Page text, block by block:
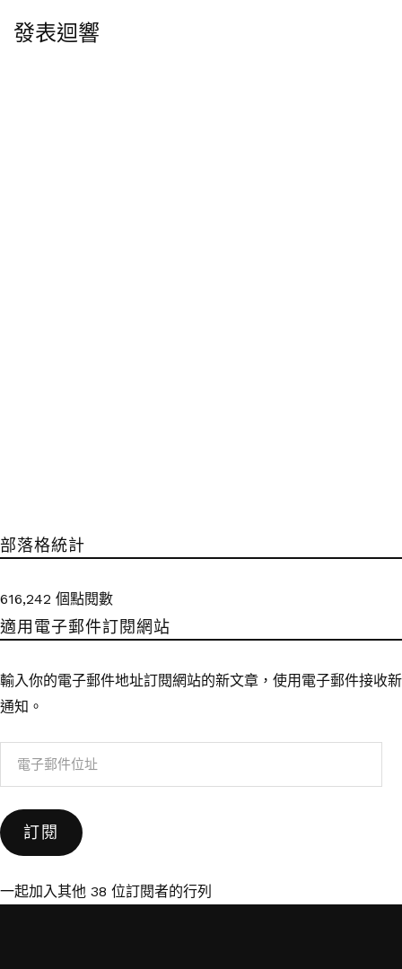
發表迴響
部落格統計
616,242 個點閱數
適用電子郵件訂閱網站
輸入你的電子郵件地址訂閱網站的新文章，使用電子郵件接收新
通知。
件
位
訂閱
一起加入其他 38 位訂閱者的行列